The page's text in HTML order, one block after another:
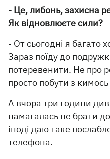
- Це, либонь, захисна
Як відновлюєте сили?
- От сьогодні я багато
Зараз поїду до
потеревенити. Не про
просто побути з
А вчора три години
намагалась не брати
іноді даю таке
телефона.